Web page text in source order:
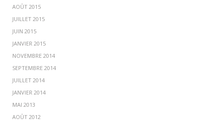
AOÛT 2015
JUILLET 2015
JUIN 2015
JANVIER 2015
NOVEMBRE 2014
SEPTEMBRE 2014
JUILLET 2014
JANVIER 2014
MAI 2013
AOÛT 2012